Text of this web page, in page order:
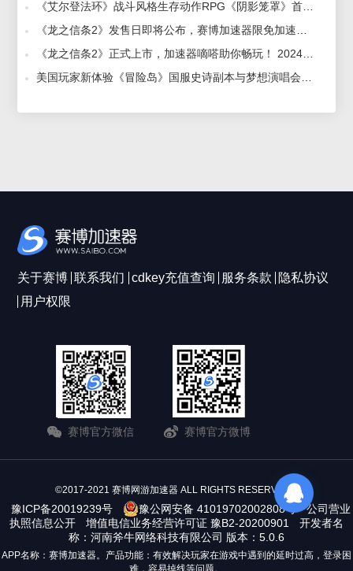
关于赛博 联系我们 cdkey充值查询 服务条款
隐私协议
用户权限
赛博官方微信 赛博官方微博
©2017-2021 赛博网游加速器 ALL RIGHTS RESERVERD
豫ICP备20019239号 豫公网安备 41019702002808号
公司营业
执照信息公开
增值电信业务经营许可证 豫B2-20200901
开发者名
称：河南斧牛网络科技有限公司 版本：5.0.6
APP名称：赛博加速器。产品功能：有效解决玩家在游戏中遇到的延时过高，登录困
难，容易掉线等问题。